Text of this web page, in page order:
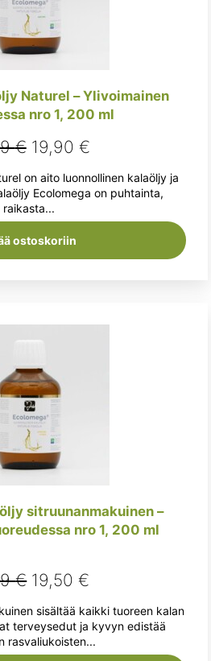
– Ylivoimainen
nro 1, 200 ml
€ Alkuperäinen
hinta
oli:
21,99 €.
19,90 €Nykyinen
hinta
on:
19,90 €.
on aito luonnollinen kalaöljy ja
Ecolomega on puhtainta,
raikasta...
ostoskoriin
sitruunanmakuinen –
nro 1, 200 ml
€ Alkuperäinen
hinta
oli:
21,99 €.
19,50€
hinta
on:
19,50 €.
sisältää kaikki tuoreen kalan
terveysedut ja kyvyn edistää
rasvaliukoisten...